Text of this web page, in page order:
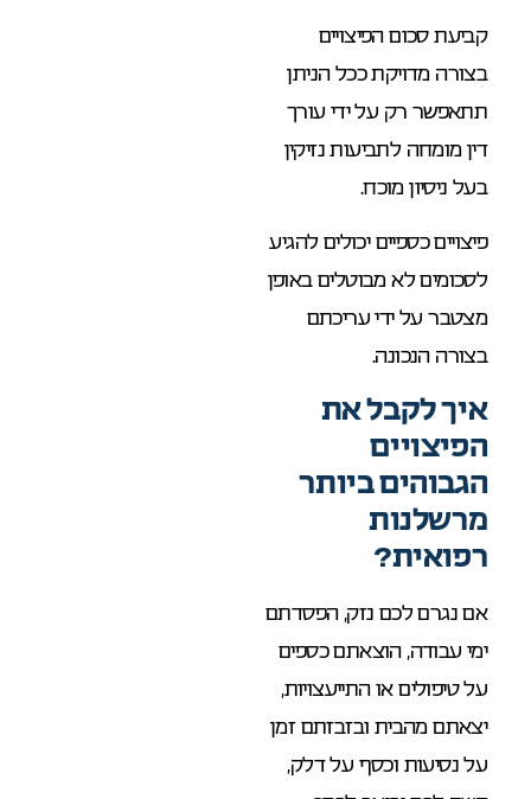
קביעת סכום הפיצויים
בצורה מדויקת ככל הניתן
תתאפשר רק על ידי עורך
דין מומחה לתביעות נזיקין
בעל ניסיון מוכח.
פיצויים כספיים יכולים להגיע
לסכומים לא מבוטלים באופן
מצטבר על ידי עריכתם
בצורה הנכונה.
איך לקבל את
הפיצויים
הגבוהים ביותר
מרשלנות
רפואית?
אם נגרם לכם נזק, הפסדתם
ימי עבודה, הוצאתם כספים
על טיפולים או התייעצויות,
יצאתם מהבית ובזבזתם זמן
על נסיעות וכסף על דלק,